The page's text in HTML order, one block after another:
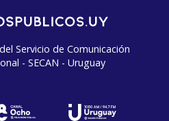
Servicio de Comunicación
- SECAN - Uruguay